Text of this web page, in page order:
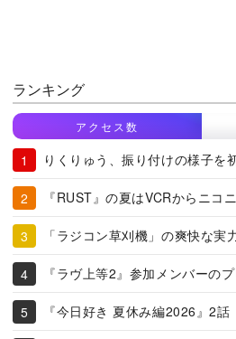
ランキング
アクセス数
りくりゅう、振り付けの様子を
『RUST』の夏はVCRからニコ
「ラジコン草刈機」の爽快な実
『ラヴ上等2』参加メンバーの
『今日好き 夏休み編2026』2話